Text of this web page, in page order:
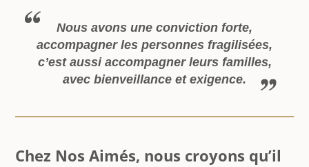
Nous avons une conviction forte,
accompagner les personnes fragilisées,
c’est aussi accompagner leurs familles,
avec bienveillance et exigence.
Chez Nos Aimés, nous croyons qu’il